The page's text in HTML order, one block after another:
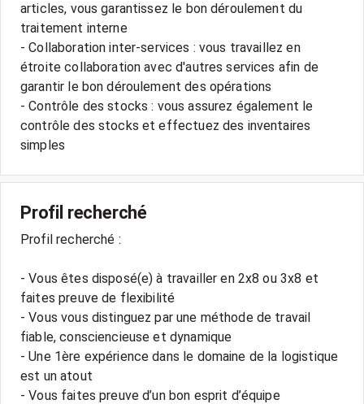
articles, vous garantissez le bon déroulement du
traitement interne
- Collaboration inter-services : vous travaillez en
étroite collaboration avec d'autres services afin de
garantir le bon déroulement des opérations
- Contrôle des stocks : vous assurez également le
contrôle des stocks et effectuez des inventaires
Profil recherché
Profil recherché :
- Vous êtes disposé(e) à travailler en 2x8 ou 3x8 et
faites preuve de flexibilité
- Vous vous distinguez par une méthode de travail
fiable, consciencieuse et dynamique
- Une 1ère expérience dans le domaine de la logistique
est un atout
- Vous faites preuve d’un bon esprit d’équipe